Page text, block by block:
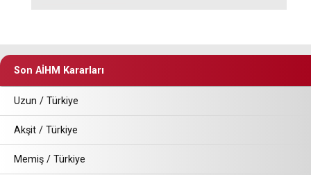
Son AİHM Kararları
Uzun / Türkiye
Akşit / Türkiye
Memiş / Türkiye